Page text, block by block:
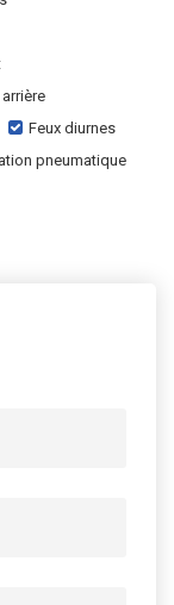
Feux diurnes
pneumatique